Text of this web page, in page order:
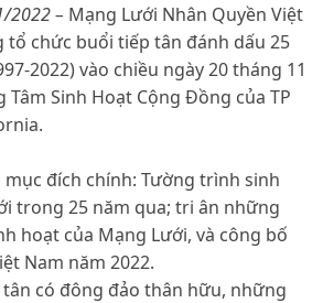
2022 – Mạng Lưới Nhân Quyền Việt
tổ chức buổi tiếp tân đánh dấu 25
2022) vào chiều ngày 20 tháng 11
Tâm Sinh Hoạt Cộng Đồng của TP
mục đích chính: Tường trình sinh
trong 25 năm qua; tri ân những
hoạt của Mạng Lưới, và công bố
Nam năm 2022.
có đông đảo thân hữu, những